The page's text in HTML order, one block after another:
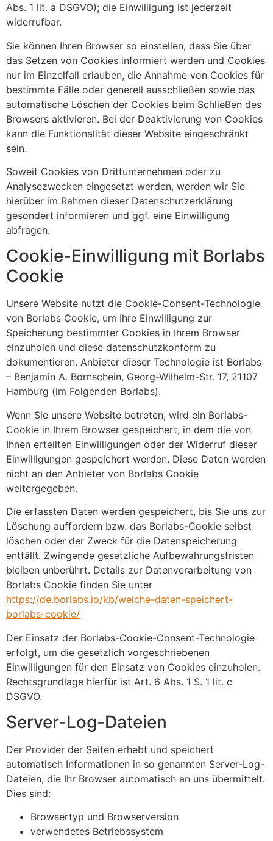
Abs. 1 lit. a DSGVO); die Einwilligung ist jederzeit
widerrufbar.
Sie können Ihren Browser so einstellen, dass Sie über
das Setzen von Cookies informiert werden und Cookies
nur im Einzelfall erlauben, die Annahme von Cookies für
bestimmte Fälle oder generell ausschließen sowie das
automatische Löschen der Cookies beim Schließen des
Browsers aktivieren. Bei der Deaktivierung von Cookies
kann die Funktionalität dieser Website eingeschränkt
sein.
Soweit Cookies von Drittunternehmen oder zu
Analysezwecken eingesetzt werden, werden wir Sie
hierüber im Rahmen dieser Datenschutzerklärung
gesondert informieren und ggf. eine Einwilligung
abfragen.
Cookie-Einwilligung mit Borlabs
Cookie
Unsere Website nutzt die Cookie-Consent-Technologie
von Borlabs Cookie, um Ihre Einwilligung zur
Speicherung bestimmter Cookies in Ihrem Browser
einzuholen und diese datenschutzkonform zu
dokumentieren. Anbieter dieser Technologie ist Borlabs
– Benjamin A. Bornschein, Georg-Wilhelm-Str. 17, 21107
Hamburg (im Folgenden Borlabs).
Wenn Sie unsere Website betreten, wird ein Borlabs-
Cookie in Ihrem Browser gespeichert, in dem die von
Ihnen erteilten Einwilligungen oder der Widerruf dieser
Einwilligungen gespeichert werden. Diese Daten werden
nicht an den Anbieter von Borlabs Cookie
weitergegeben.
Die erfassten Daten werden gespeichert, bis Sie uns zur
Löschung auffordern bzw. das Borlabs-Cookie selbst
löschen oder der Zweck für die Datenspeicherung
entfällt. Zwingende gesetzliche Aufbewahrungsfristen
bleiben unberührt. Details zur Datenverarbeitung von
Borlabs Cookie finden Sie unter
https://de.borlabs.io/kb/welche-daten-speichert-
borlabs-cookie/
Der Einsatz der Borlabs-Cookie-Consent-Technologie
erfolgt, um die gesetzlich vorgeschriebenen
Einwilligungen für den Einsatz von Cookies einzuholen.
Rechtsgrundlage hierfür ist Art. 6 Abs. 1 S. 1 lit. c
DSGVO.
Server-Log-Dateien
Der Provider der Seiten erhebt und speichert
automatisch Informationen in so genannten Server-Log-
Dateien, die Ihr Browser automatisch an uns übermittelt.
Dies sind:
Browsertyp und Browserversion
verwendetes Betriebssystem